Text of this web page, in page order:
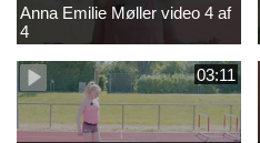
Anna Emilie Møller video 4 af
4
03:11